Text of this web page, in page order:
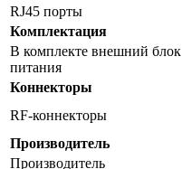
RJ45 порты
Комплектация
В комплекте внешний блок
питания
Коннекторы
RF-коннекторы
Производитель
Производитель